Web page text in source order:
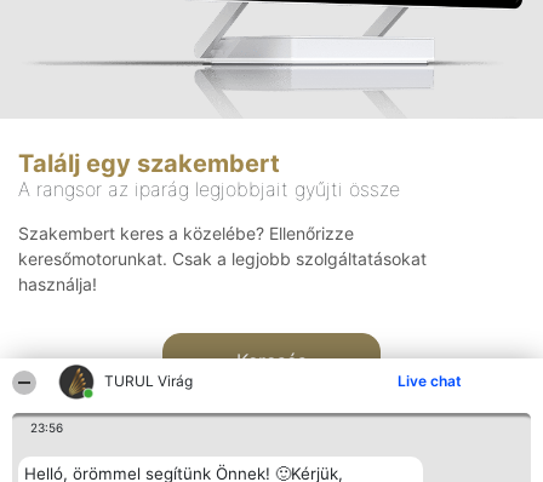
TURUL Virág Live chat
23:56
Helló, örömmel segítünk Önnek! 🙂Kérjük,
Találj egy szakembert
A rangsor az iparág legjobbjait gyűjti össze
Szakembert keres a közelébe? Ellenőrizze
keresőmotorunkat. Csak a legjobb szolgáltatásokat
használja!
Keresés